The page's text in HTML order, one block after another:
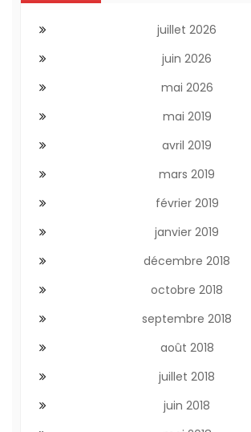
juillet 2026
juin 2026
mai 2026
mai 2019
avril 2019
mars 2019
février 2019
janvier 2019
décembre 2018
octobre 2018
septembre 2018
août 2018
juillet 2018
juin 2018